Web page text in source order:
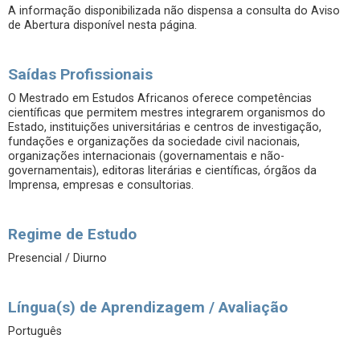
A informação disponibilizada não dispensa a consulta do Aviso
de Abertura disponível nesta página.
Saídas Profissionais
O Mestrado em Estudos Africanos oferece competências
científicas que permitem mestres integrarem organismos do
Estado, instituições universitárias e centros de investigação,
fundações e organizações da sociedade civil nacionais,
organizações internacionais (governamentais e não-
governamentais), editoras literárias e científicas, órgãos da
Imprensa, empresas e consultorias.
Regime de Estudo
Presencial / Diurno
Língua(s) de Aprendizagem / Avaliação
Português